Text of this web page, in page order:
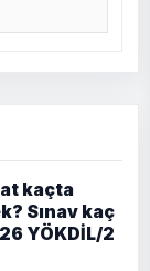
kaçta
Sınav kaç
YÖKDİL/2